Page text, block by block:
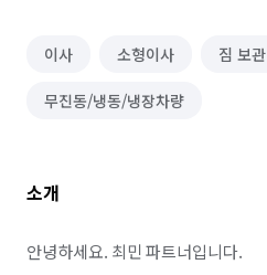
이사 소형이사 짐 보관
무진동/냉동/냉장차량
소개
안녕하세요. 최민 파트너입니다.